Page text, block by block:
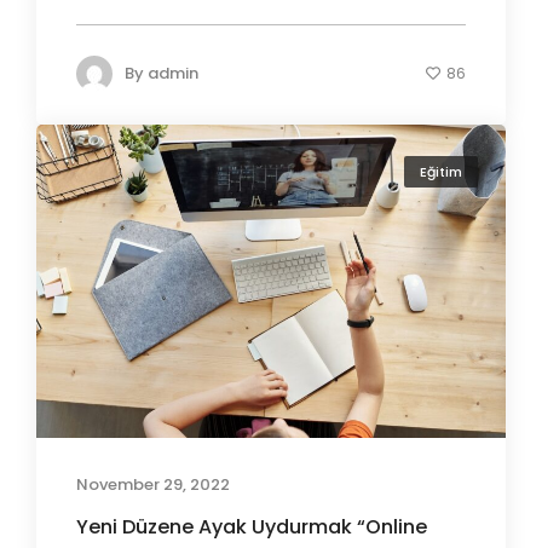
By admin 86
Eğitim
November 29, 2022
Yeni Düzene Ayak Uydurmak “Online